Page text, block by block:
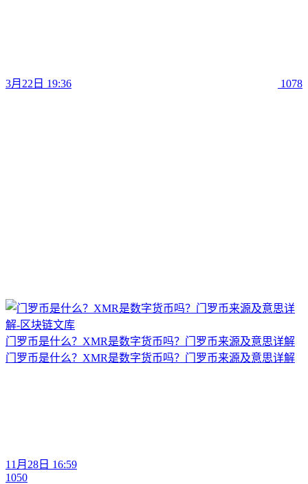
3月22日 19:36 1078
门罗币是什么？XMR是数字货币吗？门罗币来源及意思详解
门罗币是什么？XMR是数字货币吗？门罗币来源及意思详解
11月28日 16:59
1050